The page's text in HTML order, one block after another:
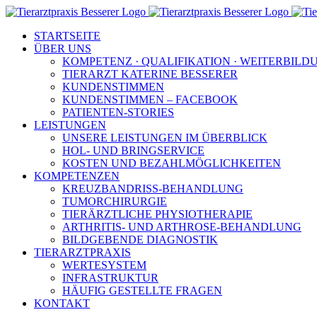
Zum
springenSTARTSEITE
ÜBER UNS
KOMPETENZ · QUALIFIKATION ·
TIERARZT KATERINE BESSERER
KUNDENSTIMMEN
KUNDENSTIMMEN – FACEBOOK
PATIENTEN-STORIES
LEISTUNGEN
UNSERE LEISTUNGEN IM ÜBERBLICK
HOL- UND BRINGSERVICE
KOSTEN UND BEZAHLMÖGLICHKEITEN
KOMPETENZEN
KREUZBANDRISS-BEHANDLUNG
TUMORCHIRURGIE
TIERÄRZTLICHE PHYSIOTHERAPIE
ARTHRITIS- UND ARTHROSE-BEHANDLUNG
BILDGEBENDE DIAGNOSTIK
TIERARZTPRAXIS
WERTESYSTEM
INFRASTRUKTUR
HÄUFIG GESTELLTE FRAGEN
KONTAKT